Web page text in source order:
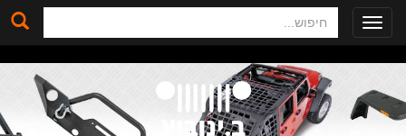
Toggle
navigation